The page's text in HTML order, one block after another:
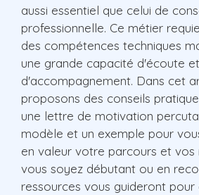
aussi essentiel que celui de
professionnelle. Ce métier
des compétences techniques
une grande capacité d'écoute et
d'accompagnement. Dans cet
proposons des conseils
une lettre de motivation
modèle et un exemple pour
en valeur votre parcours et vos
vous soyez débutant ou en
ressources vous guideront